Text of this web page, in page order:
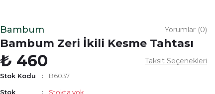
Bambum Yorumlar (0)
Bambum Zeri İkili Kesme Tahtası
₺ 460 Taksit Seçenekleri
Stok Kodu B6037
Stok
Stokta yok